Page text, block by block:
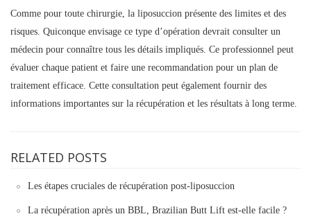
Comme pour toute chirurgie, la liposuccion présente des limites et des
risques. Quiconque envisage ce type d’opération devrait consulter un
médecin pour connaître tous les détails impliqués. Ce professionnel peut
évaluer chaque patient et faire une recommandation pour un plan de
traitement efficace. Cette consultation peut également fournir des
informations importantes sur la récupération et les résultats à long terme.
RELATED POSTS
Les étapes cruciales de récupération post-liposuccion
La récupération après un BBL, Brazilian Butt Lift est-elle facile ?